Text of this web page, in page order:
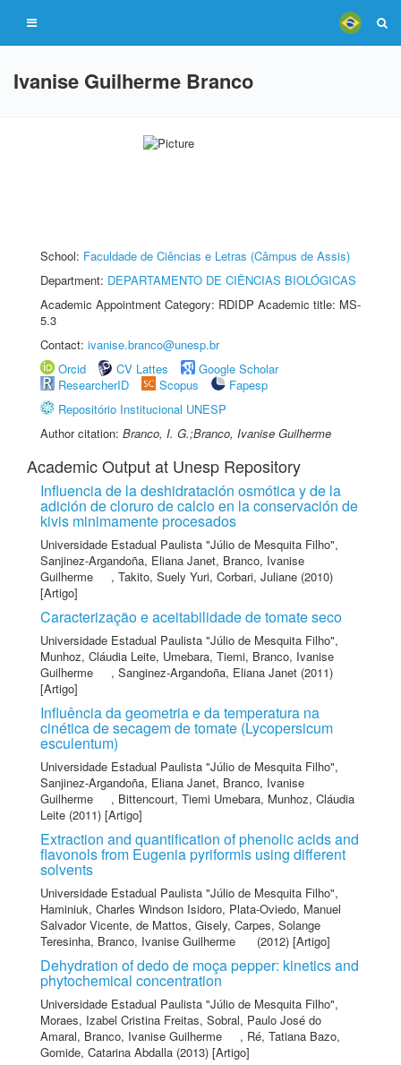
Ivanise Guilherme Branco
School: Faculdade de Ciências e Letras (Câmpus de Assis)
Department: DEPARTAMENTO DE CIÊNCIAS BIOLÓGICAS
Academic Appointment Category: RDIDP Academic title: MS-
5.3
Contact: ivanise.branco@unesp.br
Orcid
CV Lattes
Google Scholar
ResearcherID
Scopus
Fapesp
Repositório Institucional UNESP
Author citation: Branco, I. G.;Branco, Ivanise Guilherme
Academic Output at Unesp Repository
Influencia de la deshidratación osmótica y de la
adición de cloruro de calcio en la conservación de
kivis minimamente procesados
Universidade Estadual Paulista "Júlio de Mesquita Filho",
Sanjinez-Argandoña, Eliana Janet, Branco, Ivanise
Guilherme
, Takito, Suely Yuri, Corbari, Juliane (2010)
[Artigo]
Caracterização e aceitabilidade de tomate seco
Universidade Estadual Paulista "Júlio de Mesquita Filho",
Munhoz, Cláudia Leite, Umebara, Tiemi, Branco, Ivanise
Guilherme
, Sanginez-Argandoña, Eliana Janet (2011)
[Artigo]
Influência da geometria e da temperatura na
cinética de secagem de tomate (Lycopersicum
esculentum)
Universidade Estadual Paulista "Júlio de Mesquita Filho",
Sanjinez-Argandoña, Eliana Janet, Branco, Ivanise
Guilherme
, Bittencourt, Tiemi Umebara, Munhoz, Cláudia
Leite (2011) [Artigo]
Extraction and quantification of phenolic acids and
flavonols from Eugenia pyriformis using different
solvents
Universidade Estadual Paulista "Júlio de Mesquita Filho",
Haminiuk, Charles Windson Isidoro, Plata-Oviedo, Manuel
Salvador Vicente, de Mattos, Gisely, Carpes, Solange
Teresinha, Branco, Ivanise Guilherme (2012) [Artigo]
Dehydration of dedo de moça pepper: kinetics and
phytochemical concentration
Universidade Estadual Paulista "Júlio de Mesquita Filho",
Moraes, Izabel Cristina Freitas, Sobral, Paulo José do
Amaral, Branco, Ivanise Guilherme , Ré, Tatiana Bazo,
Gomide, Catarina Abdalla (2013) [Artigo]